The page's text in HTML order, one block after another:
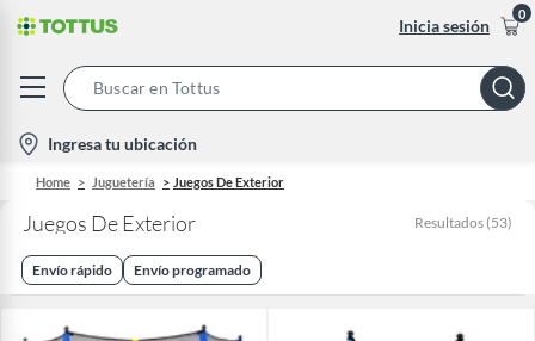
Inicia sesión
0
Bar
location-
icon
Ingresa tu ubicación
Home Juguetería Juegos De Exterior
Juegos De Exterior Resultados (53)
Envío rápido Envío programado